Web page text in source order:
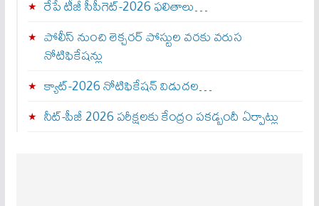
రేపే టీజీ సీపీగెట్‌-2026 ఫలితాలు…
పోలీస్ నుంచి లెక్చరర్ పోస్టుల వరకు వరుస
నోటిఫికేషన్లు
క్యాట్-2026 నోటిఫికేషన్ విడుదల…
నీట్-పీజీ 2026 పరీక్షలకు కేంద్రం పకడ్బందీ ఏర్పాట్లు